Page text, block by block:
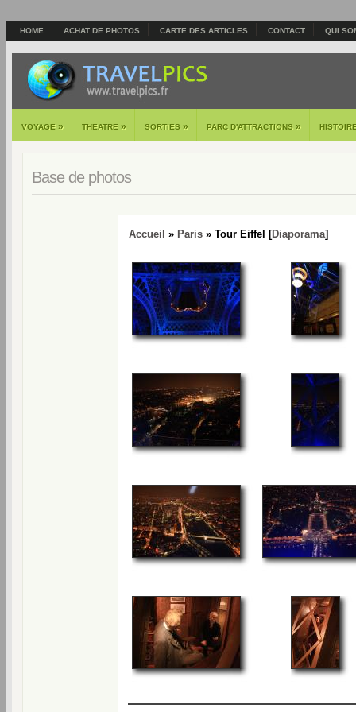
HOME ACHAT DE PHOTOS CARTE DES ARTICLES CONTACT QUI
VOYAGE » THEATRE » SORTIES » PARC D'ATTRACTIONS »
Base de photos
Accueil » Paris» Tour Eiffel [Diaporama]